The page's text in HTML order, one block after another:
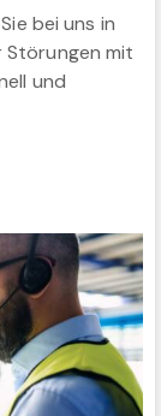
bei uns in
Störungen mit
und